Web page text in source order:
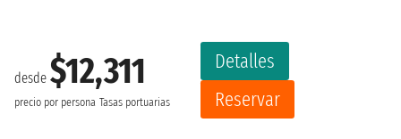
desde $12,311
precio por persona Tasas portuarias
Detalles
Reservar